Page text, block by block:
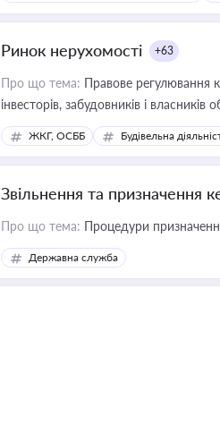
Ринок нерухомості +63
Про що тема: Правове регулювання
інвесторів, забудовників і власників
ЖКГ, ОСББ Будівельна
Звільнення та призначення
Про що тема: Процедури
Державна служба